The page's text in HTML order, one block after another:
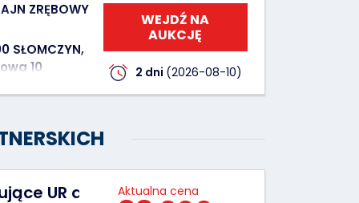
ZRĘBOWY
SŁOMCZYN,
10
WEJDŹ NA
AUKCJĘ
2 dni (2026-08-10)
UR do kartonów MECHANICA M-0107-
Aktualna cena